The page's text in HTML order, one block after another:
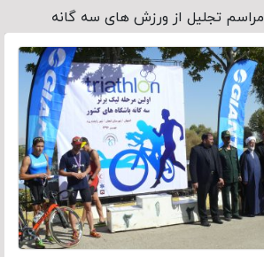
مراسم تجلیل از ورزش های سه گانه